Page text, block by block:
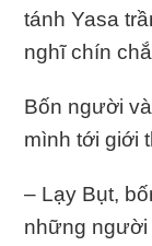
tánh Yasa
nghĩ chín
Bốn người
mình tới giới
– Lạy Bụt,
những người